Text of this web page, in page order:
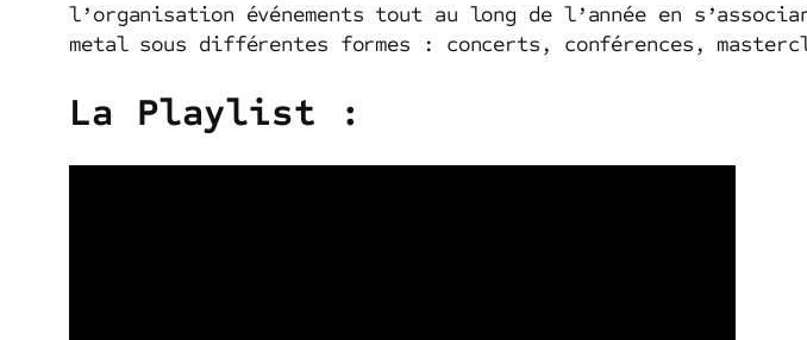
l’organisation événements tout au long de l’année en
metal sous différentes formes : concerts, conférences,
La Playlist :